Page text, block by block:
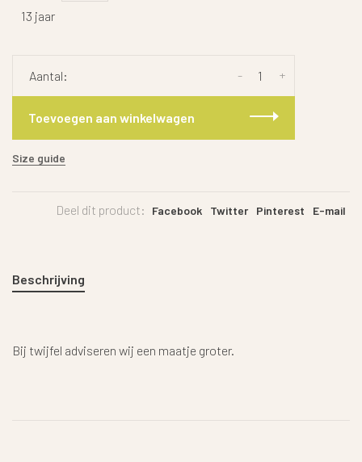
13 jaar
Aantal: +
-
Toevoegen aan winkelwagen
Size guide
Deel dit product: Facebook Twitter Pinterest E-mail
Beschrijving
Bij twijfel adviseren wij een maatje groter.